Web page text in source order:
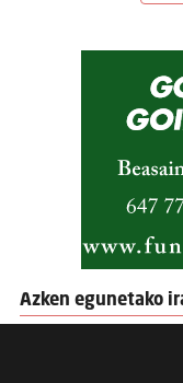
Azken egunetako